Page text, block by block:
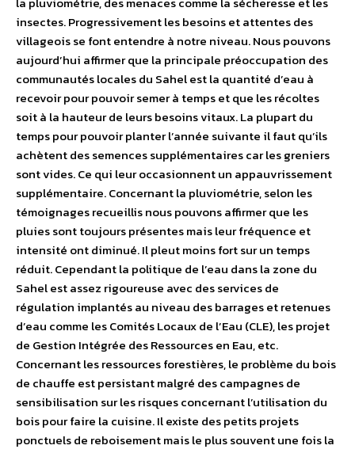
insectes. Progressivement les besoins et attentes des
villageois se font entendre à notre niveau. Nous pouvons
aujourd’hui affirmer que la principale préoccupation des
communautés locales du Sahel est la quantité d’eau à
recevoir pour pouvoir semer à temps et que les récoltes
soit à la hauteur de leurs besoins vitaux. La plupart du
temps pour pouvoir planter l’année suivante il faut qu’ils
achètent des semences supplémentaires car les greniers
sont vides. Ce qui leur occasionnent un appauvrissement
supplémentaire. Concernant la pluviométrie, selon les
témoignages recueillis nous pouvons affirmer que les
pluies sont toujours présentes mais leur fréquence et
intensité ont diminué. Il pleut moins fort sur un temps
réduit. Cependant la politique de l’eau dans la zone du
Sahel est assez rigoureuse avec des services de
régulation implantés au niveau des barrages et retenues
d’eau comme les Comités Locaux de l’Eau (CLE), les projet
de Gestion Intégrée des Ressources en Eau, etc.
Concernant les ressources forestières, le problème du bois
de chauffe est persistant malgré des campagnes de
sensibilisation sur les risques concernant l’utilisation du
bois pour faire la cuisine. Il existe des petits projets
ponctuels de reboisement mais le plus souvent une fois la